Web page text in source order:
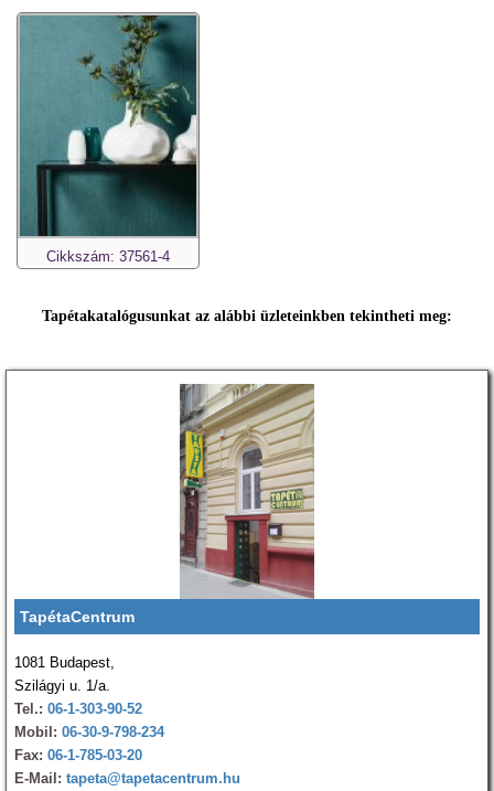
Cikkszám: 37561-4
Tapétakatalógusunkat az alábbi üzleteinkben tekintheti meg:
TapétaCentrum
1081 Budapest,
Szilágyi u. 1/a.
Tel.: 06-1-303-90-52
Mobil: 06-30-9-798-234
Fax: 06-1-785-03-20
E-Mail: tapeta@tapetacentrum.hu